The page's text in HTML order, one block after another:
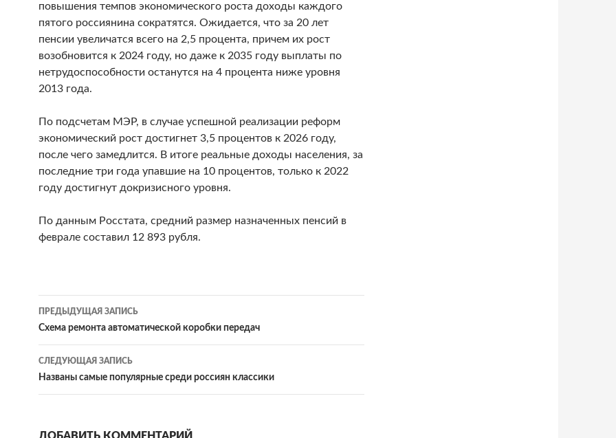
повышения темпов экономического роста доходы каждого
пятого россиянина сократятся. Ожидается, что за 20 лет
пенсии увеличатся всего на 2,5 процента, причем их рост
возобновится к 2024 году, но даже к 2035 году выплаты по
нетрудоспособности останутся на 4 процента ниже уровня
2013 года.
По подсчетам МЭР, в случае успешной реализации реформ
экономический рост достигнет 3,5 процентов к 2026 году,
после чего замедлится. В итоге реальные доходы населения, за
последние три года упавшие на 10 процентов, только к 2022
году достигнут докризисного уровня.
По данным Росстата, средний размер назначенных пенсий в
феврале составил 12 893 рубля.
Навигация
по
записям
ПРЕДЫДУЩАЯ ЗАПИСЬ
Схема ремонта автоматической коробки передач
СЛЕДУЮЩАЯ ЗАПИСЬ
Названы самые популярные среди россиян классики